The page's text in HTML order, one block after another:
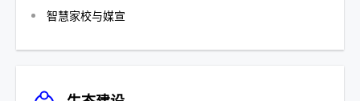
智慧家校与媒宣